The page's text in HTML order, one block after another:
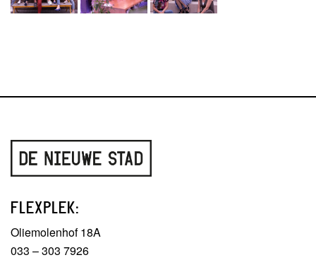
FLEXPLEK:
Oliemolenhof 18A
033 – 303 7926